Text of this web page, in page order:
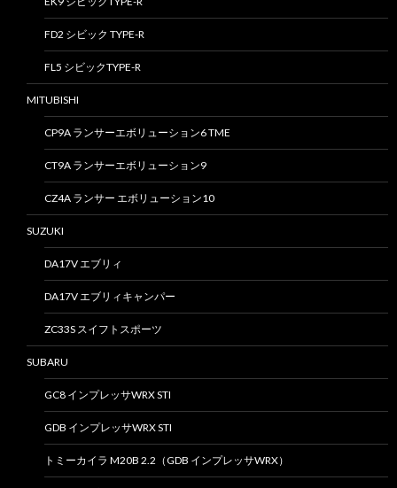
FD2 シビック TYPE-R
FL5 シビックTYPE-R
MITUBISHI
CP9A ランサーエボリューション6 TME
CT9A ランサーエボリューション9
CZ4A ランサー エボリューション10
SUZUKI
DA17V エブリィ
DA17V エブリィキャンパー
ZC33S スイフトスポーツ
SUBARU
GC8 インプレッサWRX STI
GDB インプレッサWRX STI
トミーカイラ M20B 2.2（GDB インプレッサWRX）